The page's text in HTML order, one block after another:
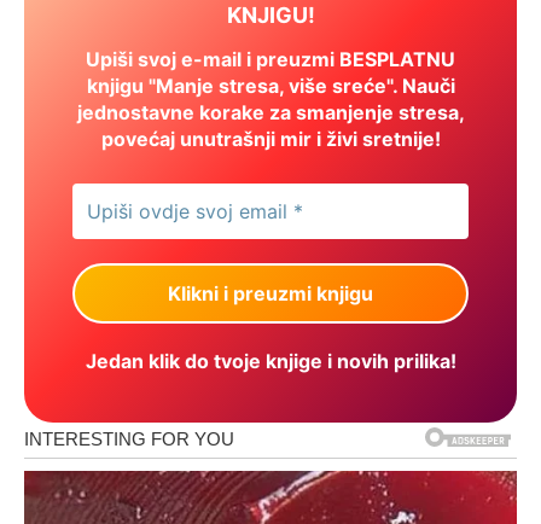
KNJIGU!
Upiši svoj e-mail i preuzmi BESPLATNU
knjigu "Manje stresa, više sreće". Nauči
jednostavne korake za smanjenje stresa,
povećaj unutrašnji mir i živi sretnije!
Jedan klik do tvoje knjige i novih prilika!